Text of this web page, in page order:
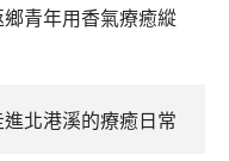
青年用香氣療癒縱
北港溪的療癒日常